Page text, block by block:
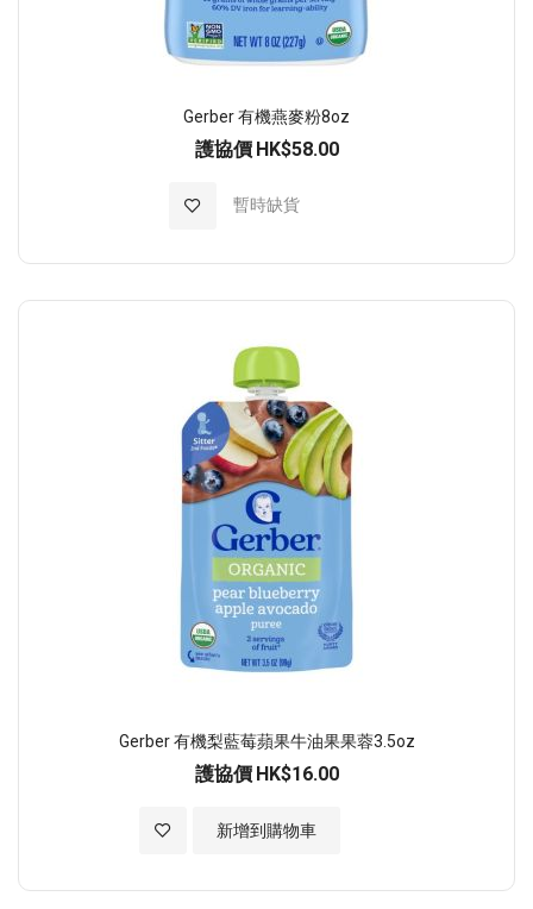
Gerber 有機燕麥粉8oz
護協價 HK$58.00
暫時缺貨
加入至願望清單
Gerber 有機梨藍莓蘋果牛油果果蓉3.5oz
護協價 HK$16.00
新增到購物車
加入至願望清單